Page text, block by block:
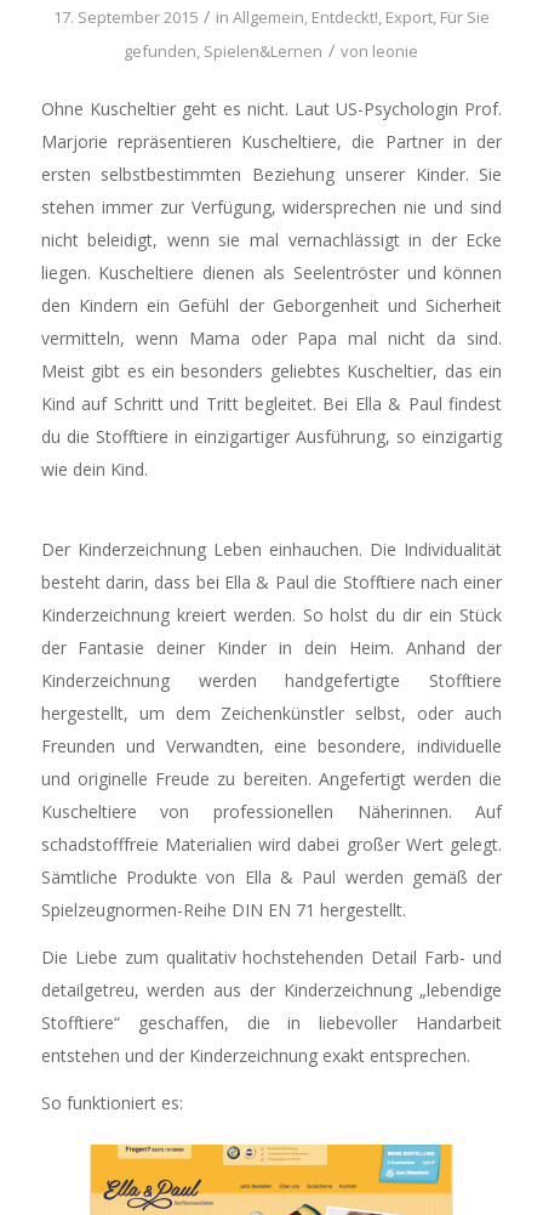
17. September 2015 / in Allgemein, Entdeckt!, Export, Für Sie
gefunden, Spielen&Lernen / von leonie
Ohne Kuscheltier geht es nicht. Laut US-Psychologin Prof.
Marjorie repräsentieren Kuscheltiere, die Partner in der
ersten selbstbestimmten Beziehung unserer Kinder. Sie
stehen immer zur Verfügung, widersprechen nie und sind
nicht beleidigt, wenn sie mal vernachlässigt in der Ecke
liegen. Kuscheltiere dienen als Seelentröster und können
den Kindern ein Gefühl der Geborgenheit und Sicherheit
vermitteln, wenn Mama oder Papa mal nicht da sind.
Meist gibt es ein besonders geliebtes Kuscheltier, das ein
Kind auf Schritt und Tritt begleitet. Bei Ella & Paul findest
du die Stofftiere in einzigartiger Ausführung, so einzigartig
wie dein Kind.
Der Kinderzeichnung Leben einhauchen. Die Individualität
besteht darin, dass bei Ella & Paul die Stofftiere nach einer
Kinderzeichnung kreiert werden. So holst du dir ein Stück
der Fantasie deiner Kinder in dein Heim. Anhand der
Kinderzeichnung werden handgefertigte Stofftiere
hergestellt, um dem Zeichenkünstler selbst, oder auch
Freunden und Verwandten, eine besondere, individuelle
und originelle Freude zu bereiten. Angefertigt werden die
Kuscheltiere von professionellen Näherinnen. Auf
schadstofffreie Materialien wird dabei großer Wert gelegt.
Sämtliche Produkte von Ella & Paul werden gemäß der
Spielzeugnormen-Reihe DIN EN 71 hergestellt.
Die Liebe zum qualitativ hochstehenden Detail Farb- und
detailgetreu, werden aus der Kinderzeichnung „lebendige
Stofftiere“ geschaffen, die in liebevoller Handarbeit
entstehen und der Kinderzeichnung exakt entsprechen.
So funktioniert es: